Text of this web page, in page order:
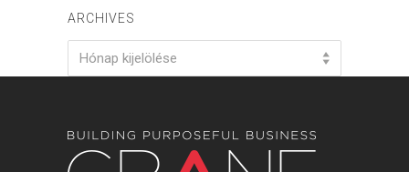
ARCHIVES
Archives
Hónap kijelölése